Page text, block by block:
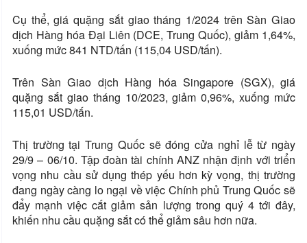
Cụ thể, giá quặng sắt giao tháng 1/2024 trên Sàn Giao
dịch Hàng hóa Đại Liên (DCE, Trung Quốc), giảm 1,64%,
xuống mức 841 NTD/tấn (115,04 USD/tấn).
Trên Sàn Giao dịch Hàng hóa Singapore (SGX), giá
quặng sắt giao tháng 10/2023, giảm 0,96%, xuống mức
115,01 USD/tấn.
Thị trường tại Trung Quốc sẽ đóng cửa nghỉ lễ từ ngày
29/9 – 06/10. Tập đoàn tài chính ANZ nhận định với triển
vọng nhu cầu sử dụng thép yếu hơn kỳ vọng, thị trường
đang ngày càng lo ngại về việc Chính phủ Trung Quốc sẽ
đẩy mạnh việc cắt giảm sản lượng trong quý 4 tới đây,
khiến nhu cầu quặng sắt có thể giảm sâu hơn nữa.